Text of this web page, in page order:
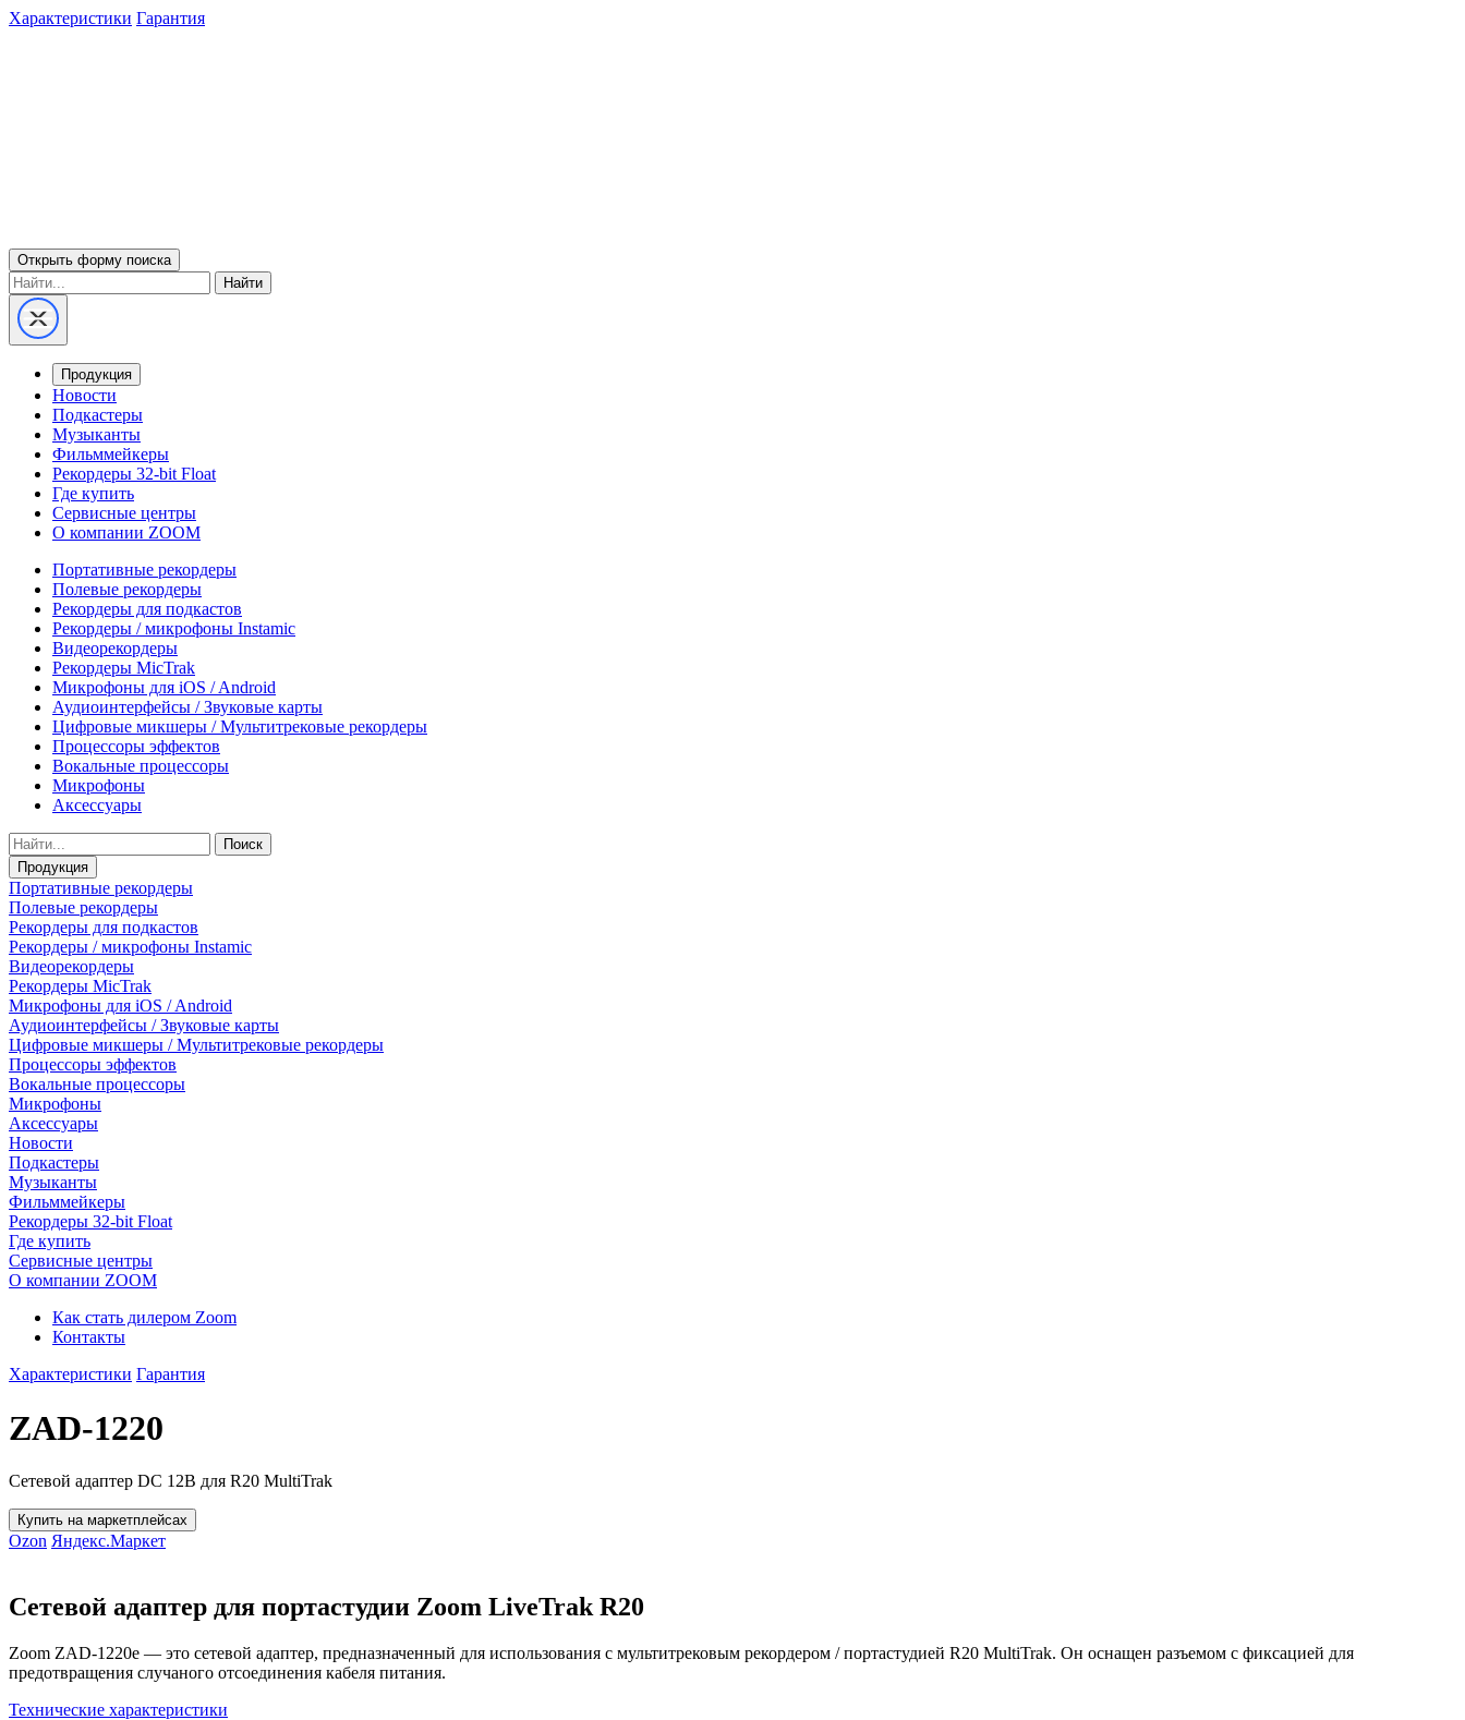
Характеристики Гарантия
Открыть форму поиска
Найти
Продукция
Новости
Подкастеры
Музыканты
Фильммейкеры
Рекордеры 32-bit Float
Где купить
Сервисные центры
О компании ZOOM
Портативные рекордеры
Полевые рекордеры
Рекордеры для подкастов
Рекордеры / микрофоны Instamic
Видеорекордеры
Рекордеры MicTrak
Микрофоны для iOS / Android
Аудиоинтерфейсы / Звуковые карты
Цифровые микшеры / Мультитрековые рекордеры
Процессоры эффектов
Вокальные процессоры
Микрофоны
Аксессуары
Поиск
Продукция
Портативные рекордеры
Полевые рекордеры
Рекордеры для подкастов
Рекордеры / микрофоны Instamic
Видеорекордеры
Рекордеры MicTrak
Микрофоны для iOS / Android
Аудиоинтерфейсы / Звуковые карты
Цифровые микшеры / Мультитрековые рекордеры
Процессоры эффектов
Вокальные процессоры
Микрофоны
Аксессуары
Новости
Подкастеры
Музыканты
Фильммейкеры
Рекордеры 32-bit Float
Где купить
Сервисные центры
О компании ZOOM
Как стать дилером Zoom
Контакты
Характеристики Гарантия
ZAD-1220
Сетевой адаптер DC 12В для R20 MultiTrak
Купить на маркетплейсах
Ozon Яндекс.Маркет
Сетевой адаптер для портастудии Zoom LiveTrak R20
Zoom ZAD-1220e — это сетевой адаптер, предназначенный для использования с мультитрековым рекордером / портастудией R20 MultiTrak. Он оснащен разъемом с фиксацией для
предотвращения случаного отсоединения кабеля питания.
Технические характеристики